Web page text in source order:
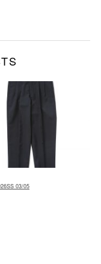
03/05